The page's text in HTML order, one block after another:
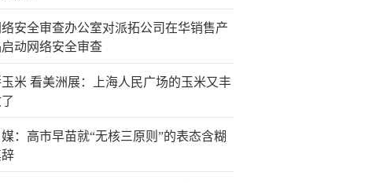
络安全审查办公室对派拓公司在华销售产
启动网络安全审查
米 看美洲展：上海人民广场的玉米又丰
媒：高市早苗就“无核三原则”的表态含糊